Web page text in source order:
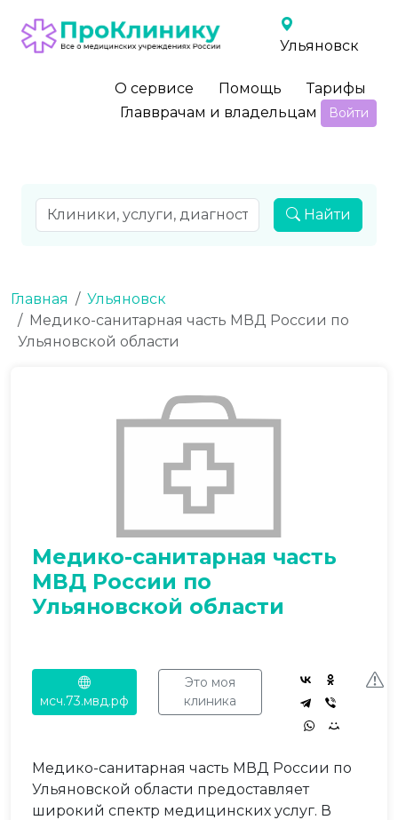
Ульяновск
О сервисе Помощь
Тарифы
Главврачам и владельцам
Войти
Найти
Главная
Ульяновск
Медико-санитарная часть МВД России по
Ульяновской области
Медико-санитарная часть
МВД России по
Ульяновской области
мсч.73.мвд.рф
Это моя
клиника
Медико-санитарная часть МВД России по
Ульяновской области предоставляет
широкий спектр медицинских услуг. В